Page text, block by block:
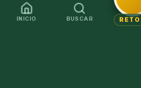
INICIO BUSCAR